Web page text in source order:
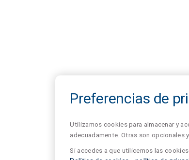
Preferencias de
Utilizamos cookies para almacenar y
adecuadamente. Otras son opcionales
Si accedes a que utilicemos las